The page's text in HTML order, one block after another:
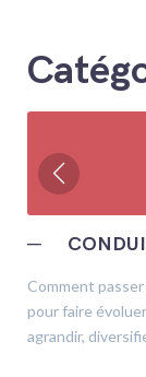
─
Comment passer
pour faire
agrandir,